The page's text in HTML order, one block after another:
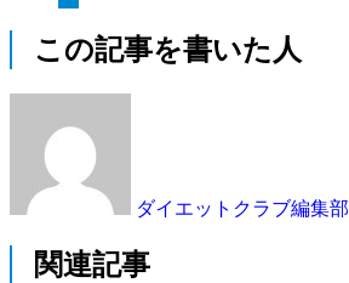
この記事を書いた人
ダイエットクラブ編集部
関連記事